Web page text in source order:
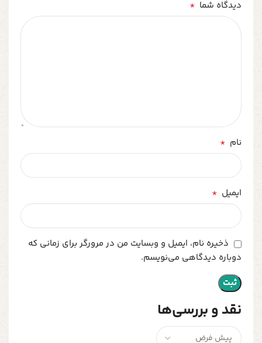
نقد و بررسی‌ها
دیدگاه شما *
نام *
ایمیل *
ذخیره نام، ایمیل و وبسایت من در مرورگر برای زمانی که
دوباره دیدگاهی می‌نویسم.